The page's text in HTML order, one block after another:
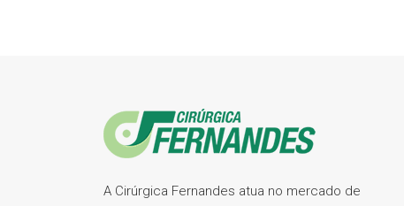
A Cirúrgica Fernandes atua no mercado de